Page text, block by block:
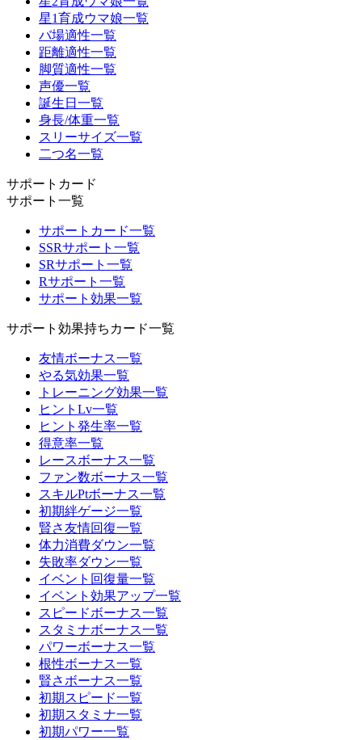
星1育成ウマ娘一覧
バ場適性一覧
距離適性一覧
脚質適性一覧
声優一覧
誕生日一覧
身長/体重一覧
スリーサイズ一覧
二つ名一覧
サポートカード
サポート一覧
サポートカード一覧
SSRサポート一覧
SRサポート一覧
Rサポート一覧
サポート効果一覧
サポート効果持ちカード一覧
友情ボーナス一覧
やる気効果一覧
トレーニング効果一覧
ヒントLv一覧
ヒント発生率一覧
得意率一覧
レースボーナス一覧
ファン数ボーナス一覧
スキルPtボーナス一覧
初期絆ゲージ一覧
賢さ友情回復一覧
体力消費ダウン一覧
失敗率ダウン一覧
イベント回復量一覧
イベント効果アップ一覧
スピードボーナス一覧
スタミナボーナス一覧
パワーボーナス一覧
根性ボーナス一覧
賢さボーナス一覧
初期スピード一覧
初期スタミナ一覧
初期パワー一覧